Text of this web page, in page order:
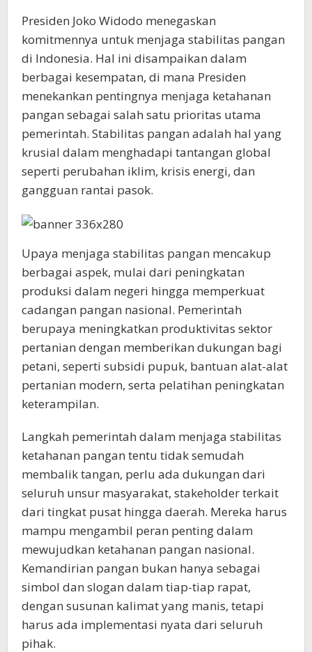
Presiden Joko Widodo menegaskan
komitmennya untuk menjaga stabilitas pangan
di Indonesia. Hal ini disampaikan dalam
berbagai kesempatan, di mana Presiden
menekankan pentingnya menjaga ketahanan
pangan sebagai salah satu prioritas utama
pemerintah. Stabilitas pangan adalah hal yang
krusial dalam menghadapi tantangan global
seperti perubahan iklim, krisis energi, dan
gangguan rantai pasok.
Upaya menjaga stabilitas pangan mencakup
berbagai aspek, mulai dari peningkatan
produksi dalam negeri hingga memperkuat
cadangan pangan nasional. Pemerintah
berupaya meningkatkan produktivitas sektor
pertanian dengan memberikan dukungan bagi
petani, seperti subsidi pupuk, bantuan alat-alat
pertanian modern, serta pelatihan peningkatan
keterampilan.
Langkah pemerintah dalam menjaga stabilitas
ketahanan pangan tentu tidak semudah
membalik tangan, perlu ada dukungan dari
seluruh unsur masyarakat, stakeholder terkait
dari tingkat pusat hingga daerah. Mereka harus
mampu mengambil peran penting dalam
mewujudkan ketahanan pangan nasional.
Kemandirian pangan bukan hanya sebagai
simbol dan slogan dalam tiap-tiap rapat,
dengan susunan kalimat yang manis, tetapi
harus ada implementasi nyata dari seluruh
pihak.